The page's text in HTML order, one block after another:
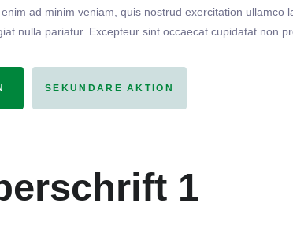
ad minim veniam, quis nostrud exercitation
nulla pariatur. Excepteur sint occaecat cupidatat non
SEKUNDÄRE AKTION
1